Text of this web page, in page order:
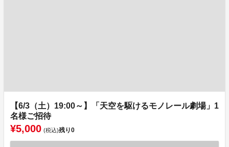
【6/3（土）19:00～】「天空を駆けるモノレール劇場」1
名様ご招待
¥5,000 (税込)残り0